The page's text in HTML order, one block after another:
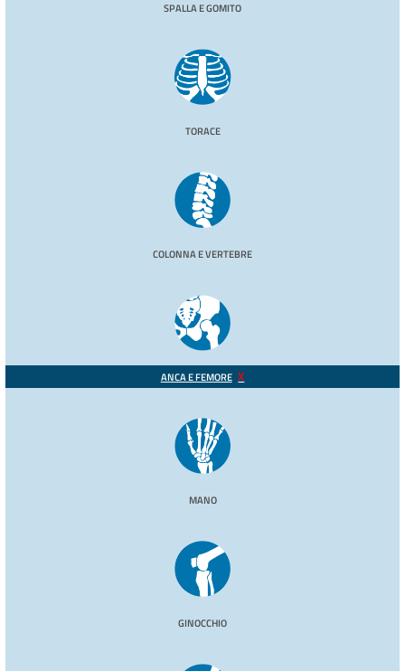
SPALLA E GOMITO
TORACE
COLONNA E VERTEBRE
ANCA E FEMORE
MANO
GINOCCHIO